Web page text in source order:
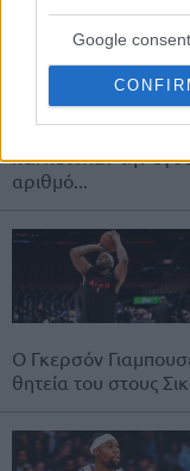
Google
Οι Χόρνετς
και πέτυχαν την
αριθμό...
Ο Γκερσόν
θητεία του στους